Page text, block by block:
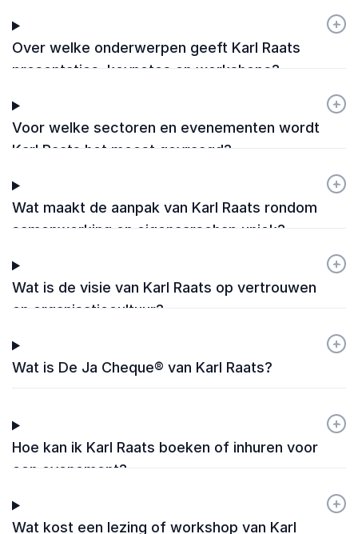
Over welke onderwerpen geeft Karl Raats
presentaties, keynotes en workshops?
+
-
Voor welke sectoren en evenementen wordt
Karl Raats het meest gevraagd?
+
-
Wat maakt de aanpak van Karl Raats rondom
samenwerking en eigenaarschap uniek?
+
-
Wat is de visie van Karl Raats op vertrouwen
en organisatiecultuur?
+
-
Wat is De Ja Cheque® van Karl Raats?
+
-
Hoe kan ik Karl Raats boeken of inhuren voor
een evenement?
+
-
Wat kost een lezing of workshop van Karl
+
-